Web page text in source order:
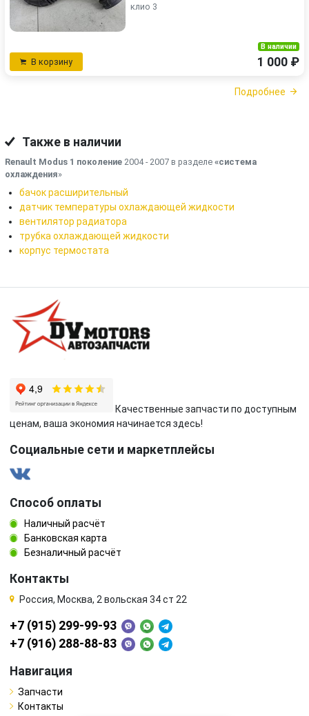
клио 3
В корзину
В наличии
1 000 ₽
Подробнее
Также в наличии
Renault Modus 1 поколение 2004 - 2007 в разделе «система
охлаждения»
бачок расширительный
датчик температуры охлаждающей жидкости
вентилятор радиатора
трубка охлаждающей жидкости
корпус термостата
Качественные запчасти по доступным
ценам, ваша экономия начинается здесь!
Социальные сети и маркетплейсы
Способ оплаты
Наличный расчёт
Банковская карта
Безналичный расчёт
Контакты
Россия, Москва, 2 вольская 34 ст 22
+7 (915) 299-99-93
+7 (916) 288-88-83
Навигация
Запчасти
Контакты